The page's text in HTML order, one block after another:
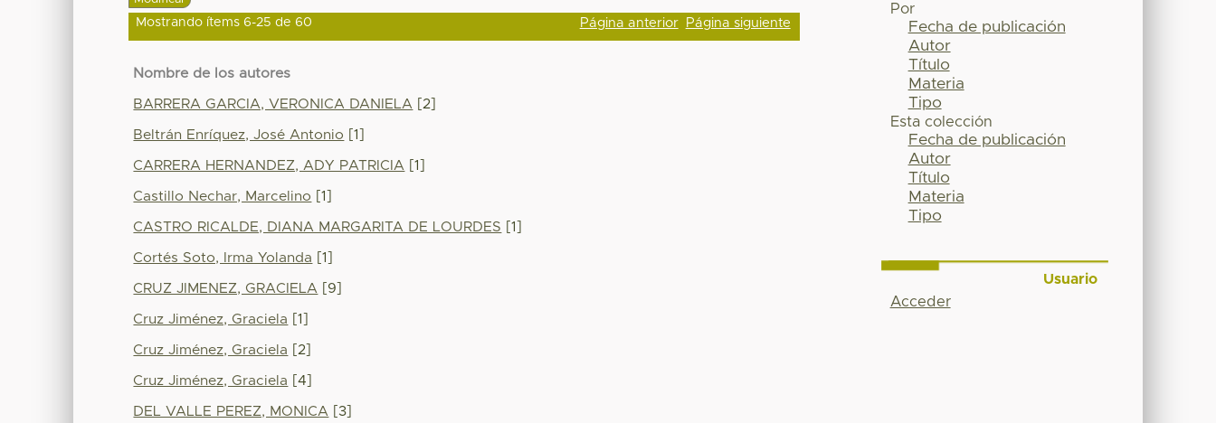
Mostrando ítems 6-25 de 60 Página anterior Página siguiente
Nombre de los autores
BARRERA GARCIA, VERONICA DANIELA [2]
Beltrán Enríquez, José Antonio [1]
CARRERA HERNANDEZ, ADY PATRICIA [1]
Castillo Nechar, Marcelino [1]
CASTRO RICALDE, DIANA MARGARITA DE LOURDES [1]
Cortés Soto, Irma Yolanda [1]
CRUZ JIMENEZ, GRACIELA [9]
Cruz Jiménez, Graciela [1]
Cruz Jiménez, Graciela [2]
Cruz Jiménez, Graciela [4]
DEL VALLE PEREZ, MONICA [3]
Por
Fecha de publicación
Autor
Título
Materia
Tipo
Esta colección
Fecha de publicación
Autor
Título
Materia
Tipo
Usuario
Acceder